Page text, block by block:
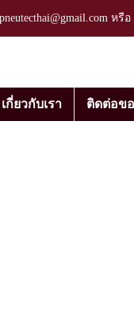
หรือ
เกี่ยวกับเรา ติดต่อข